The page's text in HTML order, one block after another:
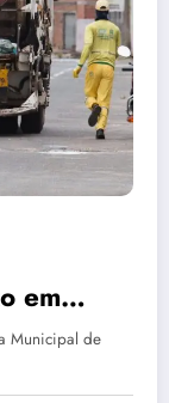
em
Municipal de